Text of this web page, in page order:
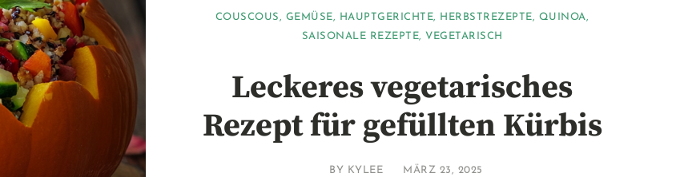
COUSCOUS, GEMÜSE, HAUPTGERICHTE, HERBSTREZEPTE, QUINOA,
SAISONALE REZEPTE, VEGETARISCH
Leckeres vegetarisches
Rezept für gefüllten Kürbis
BY KYLEE MÄRZ 23, 2025